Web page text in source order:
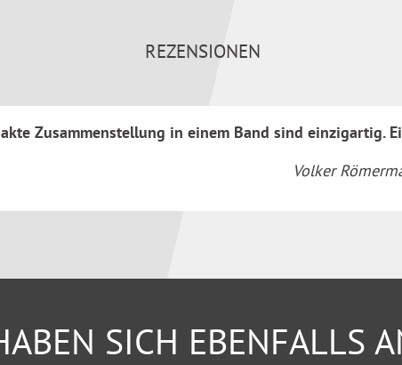
Gerichte,
REZENSIONEN
Zusammenstellung in einem Band sind einzigartig.
Volker
SICH EBENFALLS